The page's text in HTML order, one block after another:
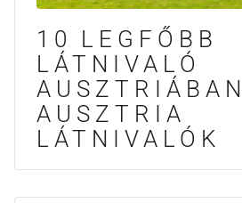
10 LEGFŐBB
LÁTNIVALÓ
AUSZTRIA
LÁTNIVALÓK